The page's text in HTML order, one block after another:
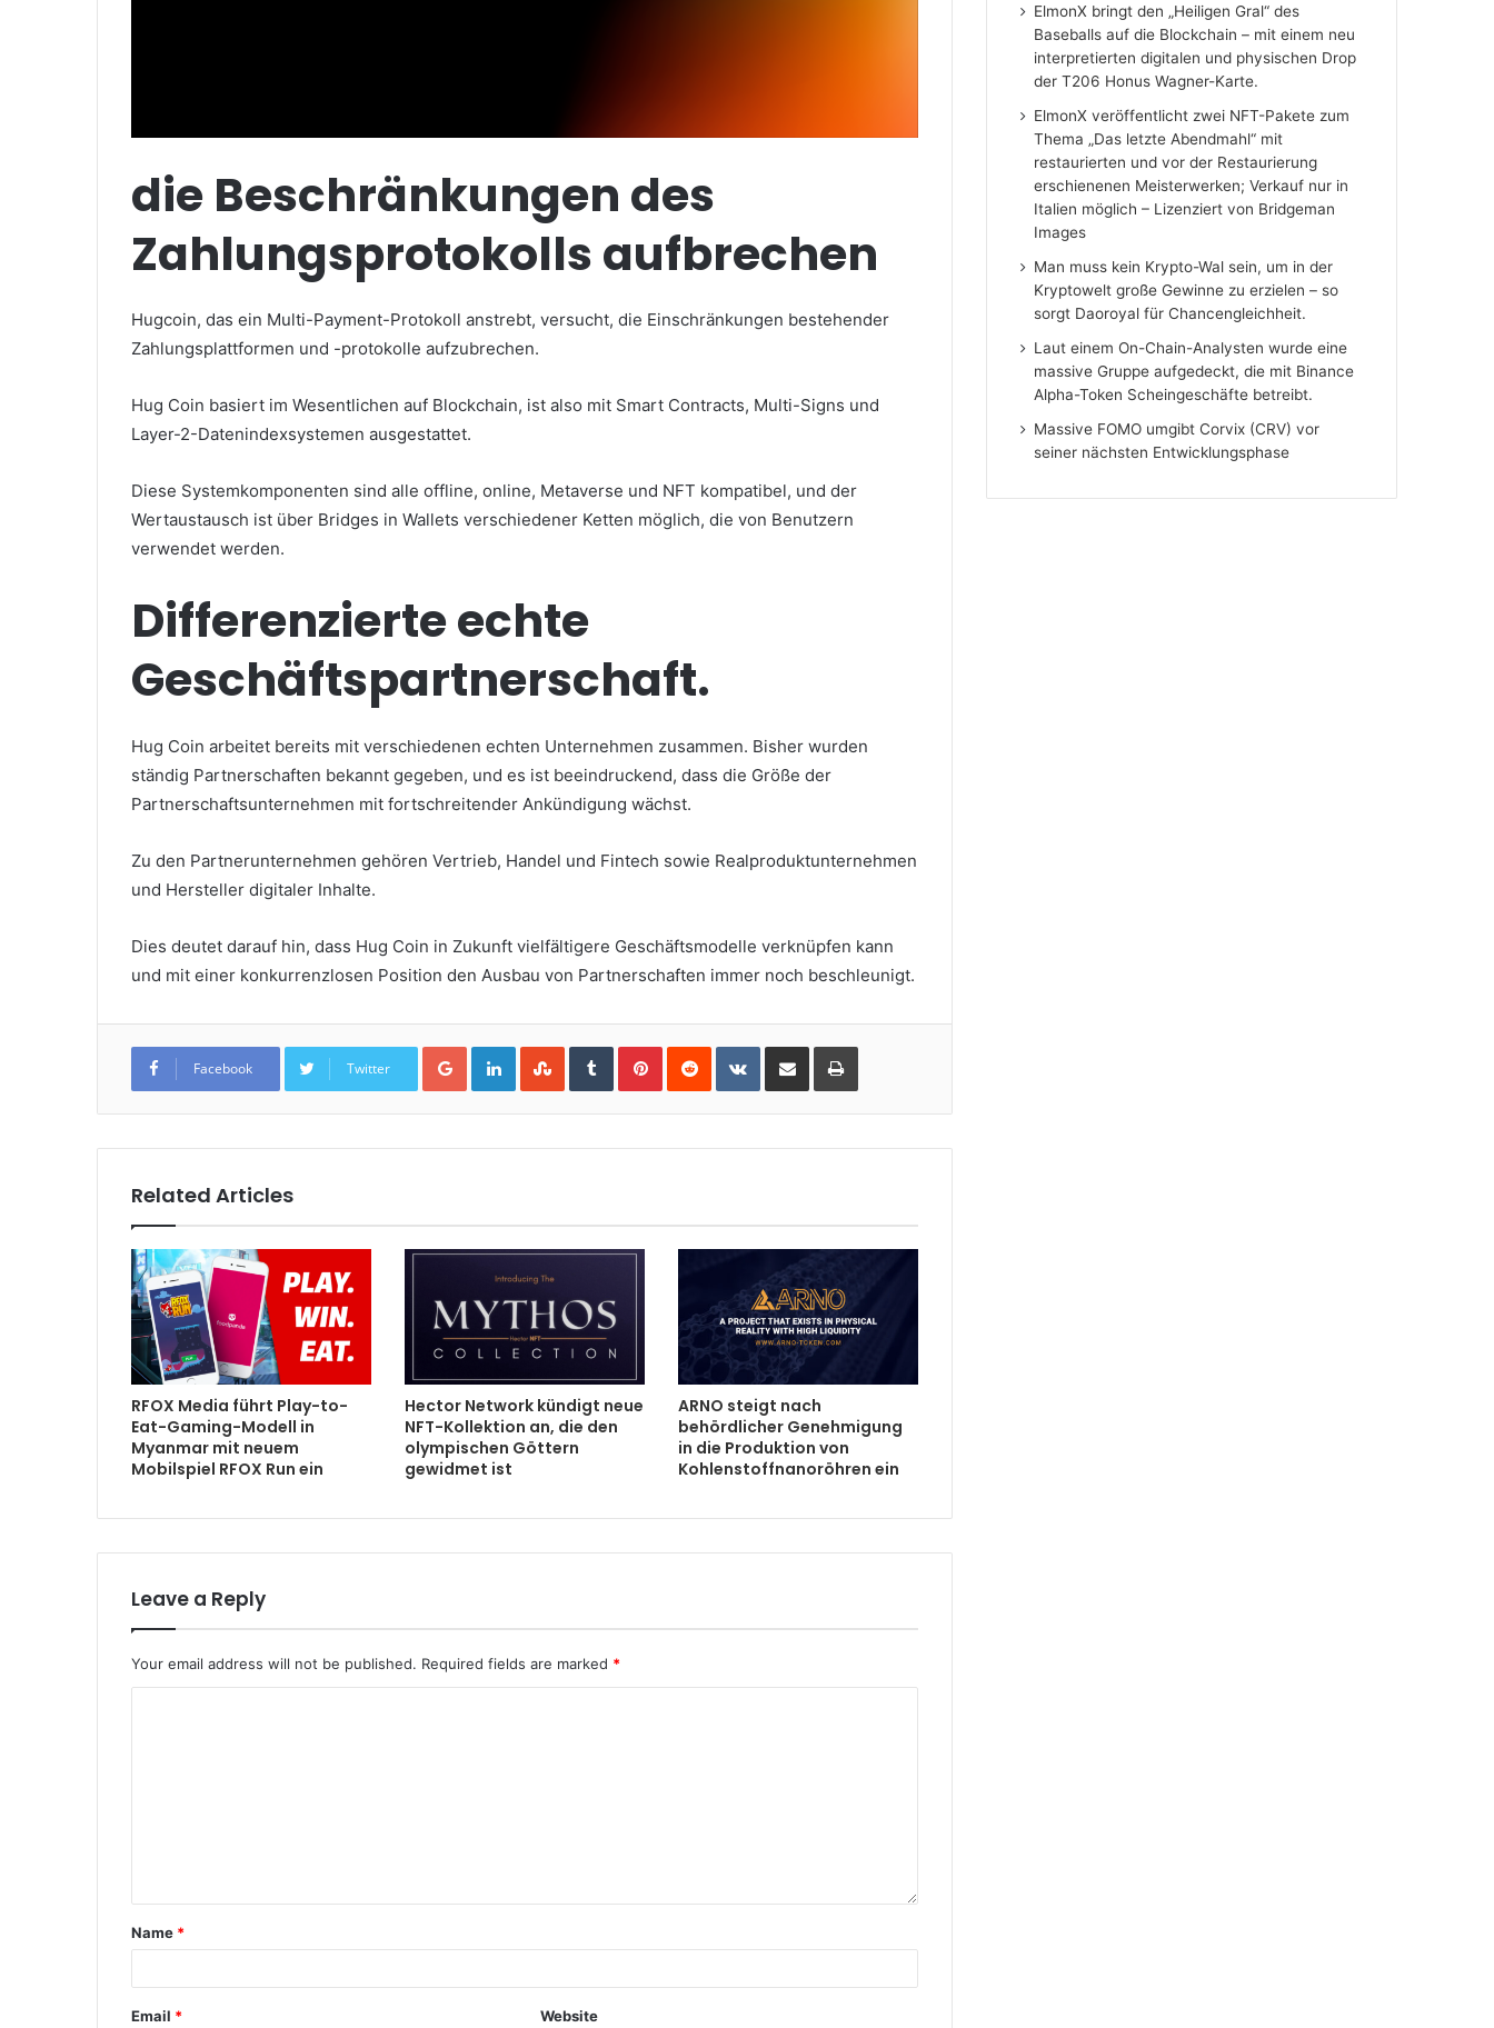
die Beschränkungen des
Zahlungsprotokolls aufbrechen
Hugcoin, das ein Multi-Payment-Protokoll anstrebt, versucht, die Einschränkungen bestehender
Zahlungsplattformen und -protokolle aufzubrechen.
Hug Coin basiert im Wesentlichen auf Blockchain, ist also mit Smart Contracts, Multi-Signs und
Layer-2-Datenindexsystemen ausgestattet.
Diese Systemkomponenten sind alle offline, online, Metaverse und NFT kompatibel, und der
Wertaustausch ist über Bridges in Wallets verschiedener Ketten möglich, die von Benutzern
verwendet werden.
Differenzierte echte
Geschäftspartnerschaft.
Hug Coin arbeitet bereits mit verschiedenen echten Unternehmen zusammen. Bisher wurden
ständig Partnerschaften bekannt gegeben, und es ist beeindruckend, dass die Größe der
Partnerschaftsunternehmen mit fortschreitender Ankündigung wächst.
Zu den Partnerunternehmen gehören Vertrieb, Handel und Fintech sowie Realproduktunternehmen
und Hersteller digitaler Inhalte.
Dies deutet darauf hin, dass Hug Coin in Zukunft vielfältigere Geschäftsmodelle verknüpfen kann
und mit einer konkurrenzlosen Position den Ausbau von Partnerschaften immer noch beschleunigt.
Facebook Twitter
Google+LinkedInStumbleUpon
TumblrPinterestReddit VKontakte
Share via Email Print
Related Articles
RFOX Media führt Play-to-
Eat-Gaming-Modell in
Myanmar mit neuem
Mobilspiel RFOX Run ein
Hector Network kündigt neue
NFT-Kollektion an, die den
olympischen Göttern
gewidmet ist
ARNO steigt nach
behördlicher Genehmigung
in die Produktion von
Kohlenstoffnanoröhren ein
Leave a Reply
Your email address will not be published. Required fields are marked *
Name *
Email * Website
ElmonX bringt den „Heiligen Gral“ des
Baseballs auf die Blockchain – mit einem neu
interpretierten digitalen und physischen Drop
der T206 Honus Wagner-Karte.
ElmonX veröffentlicht zwei NFT-Pakete zum
Thema „Das letzte Abendmahl“ mit
restaurierten und vor der Restaurierung
erschienenen Meisterwerken; Verkauf nur in
Italien möglich – Lizenziert von Bridgeman
Images
Man muss kein Krypto-Wal sein, um in der
Kryptowelt große Gewinne zu erzielen – so
sorgt Daoroyal für Chancengleichheit.
Laut einem On-Chain-Analysten wurde eine
massive Gruppe aufgedeckt, die mit Binance
Alpha-Token Scheingeschäfte betreibt.
Massive FOMO umgibt Corvix (CRV) vor
seiner nächsten Entwicklungsphase